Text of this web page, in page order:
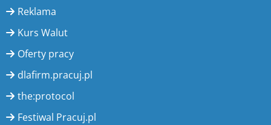
Reklama
Kurs Walut
Oferty pracy
dlafirm.pracuj.pl
the:protocol
Festiwal Pracuj.pl